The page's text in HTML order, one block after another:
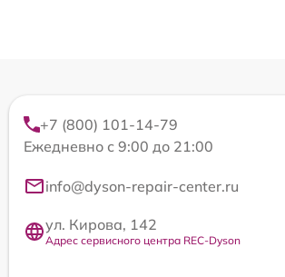
+7 (800) 101-14-79
Ежедневно с 9:00 до 21:00
info@dyson-repair-center.ru
ул. Кирова, 142
Адрес сервисного центра REC-Dyson